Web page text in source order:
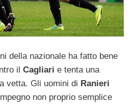
della nazionale ha fatto bene
il Cagliari e tenta una
vetta. Gli uomini di Ranieri
non proprio semplice